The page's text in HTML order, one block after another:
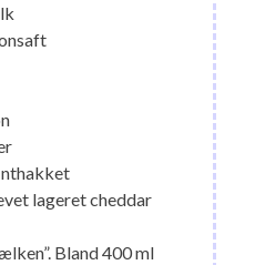
lageret cheddar
Bland 400 ml